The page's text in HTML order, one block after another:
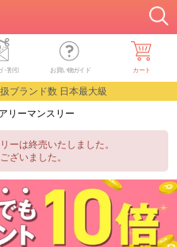
・割引 お買い物ガイド カート
ブランド数 日本最大級
リーマンスリー
ーは終売いたしました。
ざいました。